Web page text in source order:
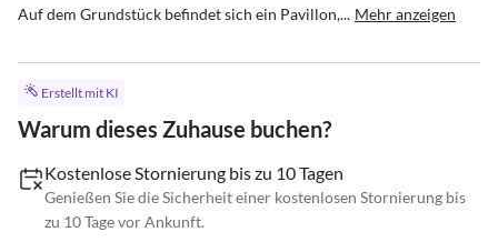
Auf dem Grundstück befindet sich ein Pavillon,... Mehr anzeigen
Erstellt mit KI
Warum dieses Zuhause buchen?
Kostenlose Stornierung bis zu 10 Tagen
Genießen Sie die Sicherheit einer kostenlosen Stornierung bis
zu 10 Tage vor Ankunft.